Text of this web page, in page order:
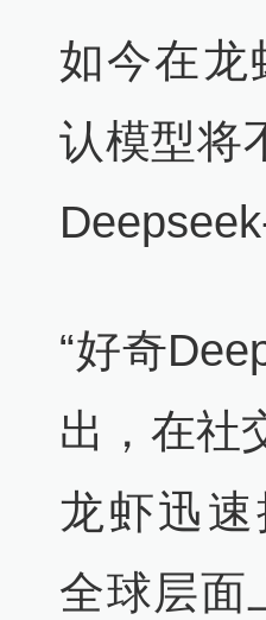
如今在龙
认模型将
“好奇
出，在社
龙虾迅速
全球层面